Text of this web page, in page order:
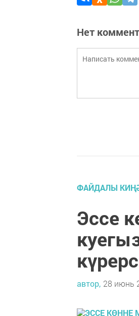
Нет
ФАЙДАЛЫ
Эссе
автор, 28 июнь